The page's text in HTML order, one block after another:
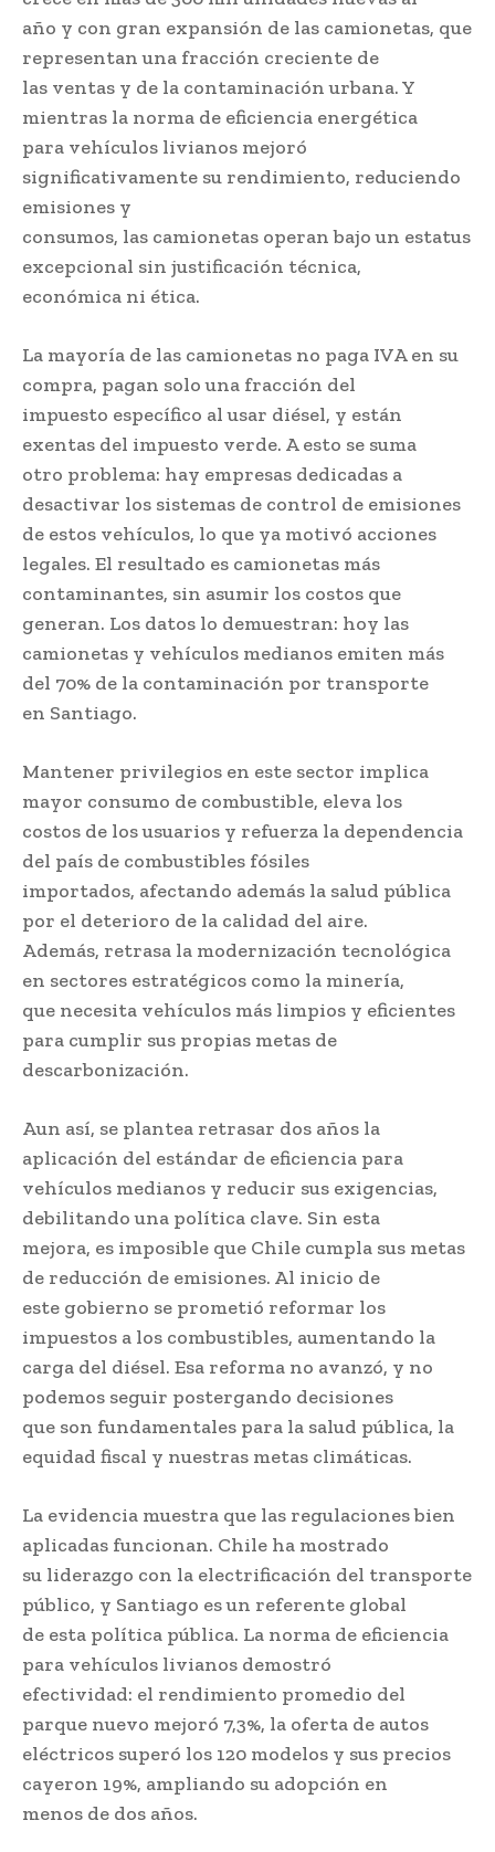
año y con gran expansión de las camionetas, que
representan una fracción creciente de
las ventas y de la contaminación urbana. Y
mientras la norma de eficiencia energética
para vehículos livianos mejoró
significativamente su rendimiento, reduciendo
emisiones y
consumos, las camionetas operan bajo un estatus
excepcional sin justificación técnica,
económica ni ética.
La mayoría de las camionetas no paga IVA en su
compra, pagan solo una fracción del
impuesto específico al usar diésel, y están
exentas del impuesto verde. A esto se suma
otro problema: hay empresas dedicadas a
desactivar los sistemas de control de emisiones
de estos vehículos, lo que ya motivó acciones
legales. El resultado es camionetas más
contaminantes, sin asumir los costos que
generan. Los datos lo demuestran: hoy las
camionetas y vehículos medianos emiten más
del 70% de la contaminación por transporte
en Santiago.
Mantener privilegios en este sector implica
mayor consumo de combustible, eleva los
costos de los usuarios y refuerza la dependencia
del país de combustibles fósiles
importados, afectando además la salud pública
por el deterioro de la calidad del aire.
Además, retrasa la modernización tecnológica
en sectores estratégicos como la minería,
que necesita vehículos más limpios y eficientes
para cumplir sus propias metas de
descarbonización.
Aun así, se plantea retrasar dos años la
aplicación del estándar de eficiencia para
vehículos medianos y reducir sus exigencias,
debilitando una política clave. Sin esta
mejora, es imposible que Chile cumpla sus metas
de reducción de emisiones. Al inicio de
este gobierno se prometió reformar los
impuestos a los combustibles, aumentando la
carga del diésel. Esa reforma no avanzó, y no
podemos seguir postergando decisiones
que son fundamentales para la salud pública, la
equidad fiscal y nuestras metas climáticas.
La evidencia muestra que las regulaciones bien
aplicadas funcionan. Chile ha mostrado
su liderazgo con la electrificación del transporte
público, y Santiago es un referente global
de esta política pública. La norma de eficiencia
para vehículos livianos demostró
efectividad: el rendimiento promedio del
parque nuevo mejoró 7,3%, la oferta de autos
eléctricos superó los 120 modelos y sus precios
cayeron 19%, ampliando su adopción en
menos de dos años.